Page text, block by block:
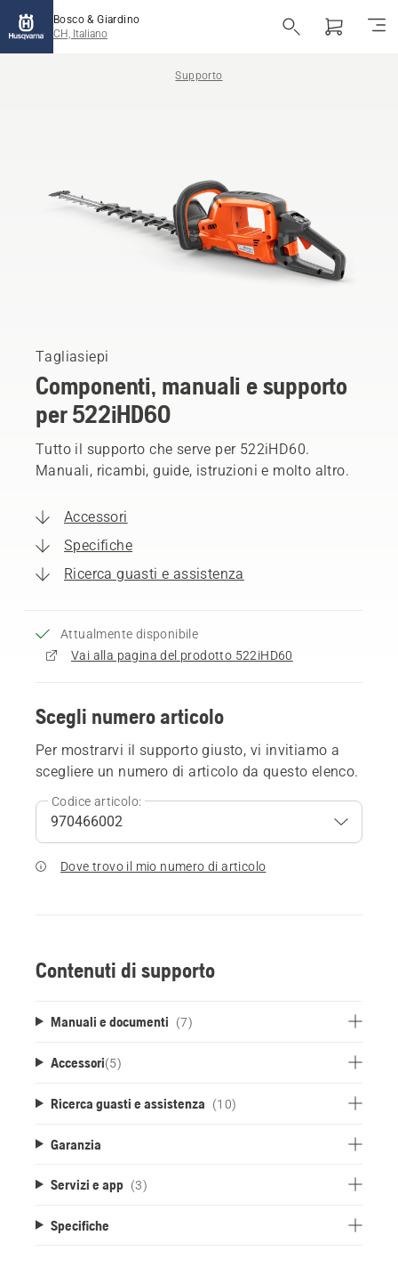
Bosco & Giardino
CH, Italiano
Supporto
Tagliasiepi
Componenti, manuali e supporto
per 522iHD60
Tutto il supporto che serve per 522iHD60.
Manuali, ricambi, guide, istruzioni e molto altro.
Accessori
Specifiche
Ricerca guasti e assistenza
Attualmente disponibile
Vai alla pagina del prodotto 522iHD60
Scegli numero articolo
Per mostrarvi il supporto giusto, vi invitiamo a
scegliere un numero di articolo da questo elenco.
Codice articolo:
Dove trovo il mio numero di articolo
Contenuti di supporto
Manuali e documenti (7)
Accessori(5)
Ricerca guasti e assistenza (10)
Garanzia
Servizi e app (3)
Specifiche